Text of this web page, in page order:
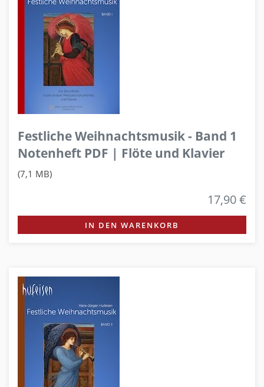
Festliche Weihnachtsmusik - Band 1
Notenheft PDF | Flöte und Klavier
(7,1 MB)
17,90 €
IN DEN WARENKORB